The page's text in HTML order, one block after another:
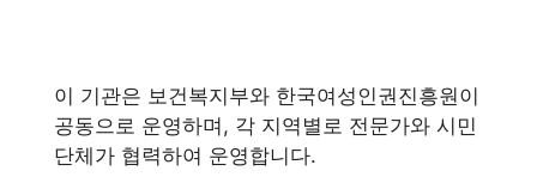
이 기관은 보건복지부와 한국여성인권진흥원이
공동으로 운영하며, 각 지역별로 전문가와 시민
단체가 협력하여 운영합니다.